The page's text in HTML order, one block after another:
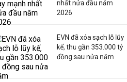
nhất nửa đầu năm
2026
EVN đã xóa sạch lỗ lũy
kế, thu gần 353.000 tỷ
đồng sau nửa năm